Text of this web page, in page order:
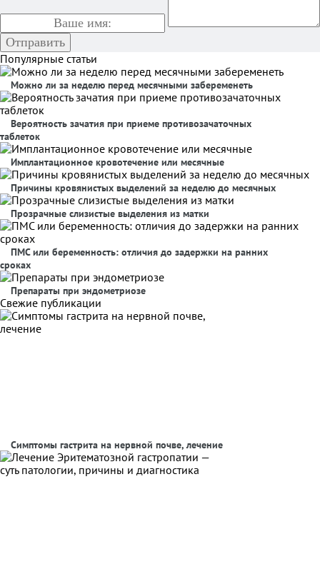
Популярные статьи
Можно ли за неделю перед месячными забеременеть
Вероятность зачатия при приеме противозачаточных
таблеток
Имплантационное кровотечение или месячные
Причины кровянистых выделений за неделю до месячных
Прозрачные слизистые выделения из матки
ПМС или беременность: отличия до задержки на ранних
сроках
Препараты при эндометриозе
Свежие публикации
Симптомы гастрита на нервной почве, лечение